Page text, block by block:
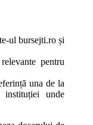
ul bursejti.ro și
pentru
una de la
instituției unde